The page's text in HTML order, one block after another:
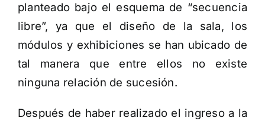
planteado bajo el esquema de “secuencia
libre”, ya que el diseño de la sala, los
módulos y exhibiciones se han ubicado de
tal manera que entre ellos no existe
ninguna relación de sucesión.
Después de haber realizado el ingreso a la